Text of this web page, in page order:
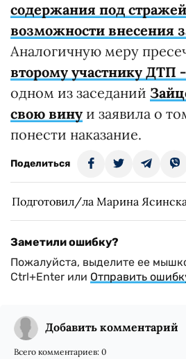
содержания под
возможности внесения
Аналогичную меру
второму участнику ДТП
одном из заседаний
свою вину и заявила о
понести наказание.
Поделиться
Подготовил/ла Марина
Заметили ошибку?
Пожалуйста, выделите ее
Ctrl+Enter или Отправить
Добавить комментарий
Всего комментариев: 0